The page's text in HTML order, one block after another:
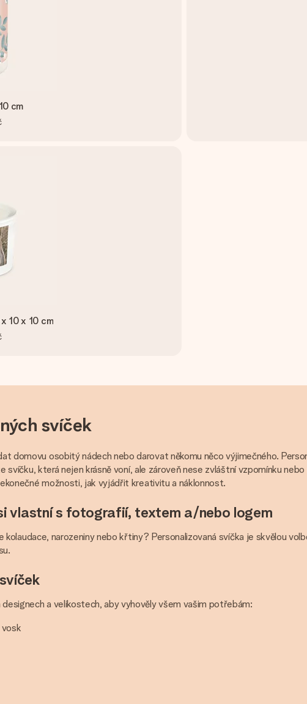
cm
10 x 10 cm
svíček
domovu osobitý nádech nebo darovat někomu něco výjimečného.
svíčku, která nejen krásně voní, ale zároveň nese zvláštní vzpomínku
možnosti, jak vyjádřit kreativitu a náklonnost.
vlastní s fotografií, textem a/nebo logem
kolaudace, narozeniny nebo křtiny? Personalizovaná svíčka je skvělou
a velikostech, aby vyhověly všem vašim potřebám: